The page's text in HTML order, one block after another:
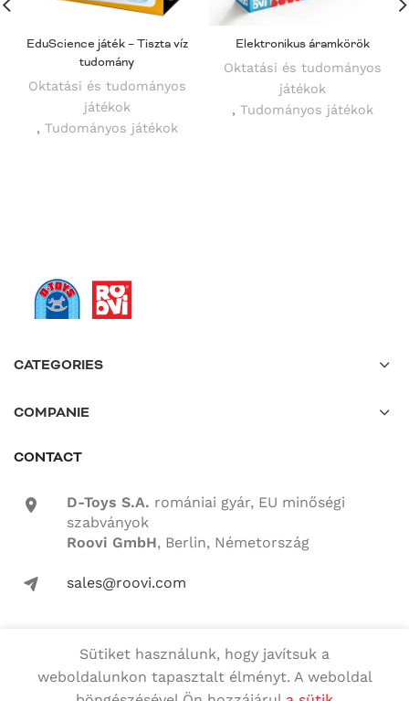
EduScience játék – Tiszta víz
tudomány
Oktatási és tudományos
játékok
, Tudományos játékok
Elektronikus áramkörök
Oktatási és tudományos
játékok
, Tudományos játékok
CATEGORIES
COMPANIE
CONTACT
location-icon D-Toys S.A. romániai gyár, EU minőségi
szabványok
Roovi GmbH, Berlin, Németország
mail-icon sales@roovi.com
Minden jog fenntartva
Sütiket használunk, hogy javítsuk a
weboldalunkon tapasztalt élményt. A weboldal